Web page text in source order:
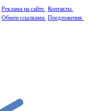
Реклама на сайте.
Обмен ссылками.
Контакты.
Предложения.